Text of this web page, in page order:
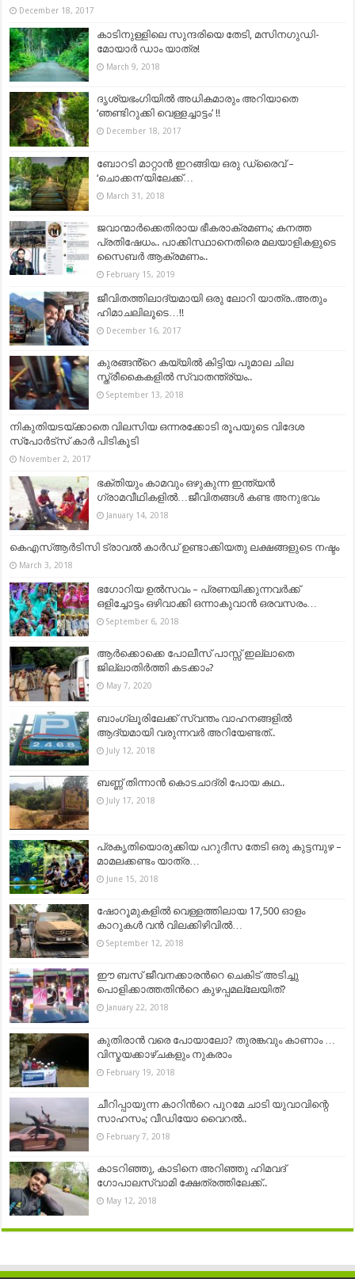
December 18, 2017
കാടിനുള്ളിലെ സുന്ദരിയെ തേടി, മസിനഗുഡി-
മോയാര്‍ ഡാം യാത്ര!
March 9, 2018
ദൃശ്യഭംഗിയില്‍ അധികമാരും അറിയാതെ
‘ഞണ്ടിറുക്കി വെള്ളച്ചാട്ടം’ !!
December 18, 2017
ബോറടി മാറ്റാൻ ഇറങ്ങിയ ഒരു ഡ്രൈവ് –
‘ചൊക്കന’യിലേക്ക്…
March 31, 2018
ജവാന്മാർക്കെതിരായ ഭീകരാക്രമണം; കനത്ത
പ്രതിഷേധം.. പാക്കിസ്ഥാനെതിരെ മലയാളികളുടെ
സൈബർ ആക്രമണം..
February 15, 2019
ജീവിതത്തിലാദ്യമായി ഒരു ലോറി യാത്ര..അതും
ഹിമാചലിലൂടെ…!!
December 16, 2017
കുരങ്ങൻ്റെ കയ്യിൽ കിട്ടിയ പൂമാല ചില
സ്ത്രീകൈകളിൽ സ്വാതന്ത്ര്യം..
September 13, 2018
നികുതിയടയ്ക്കാതെ വിലസിയ ഒന്നരക്കോടി രൂപയുടെ വിദേശ
സ്‌പോര്‍ട്‌സ് കാര്‍ പിടികൂടി
November 2, 2017
ഭക്തിയും കാമവും ഒഴുകുന്ന ഇന്ത്യൻ
ഗ്രാമവീഥികളിൽ…ജീവിതങ്ങള്‍ കണ്ട അനുഭവം
January 14, 2018
കെഎസ്ആർടിസി ട്രാവൽ കാർഡ് ഉണ്ടാക്കിയതു ലക്ഷങ്ങളുടെ നഷ്ടം
March 3, 2018
ഭഗോറിയ ഉൽസവം – പ്രണയിക്കുന്നവർക്ക്
ഒളിച്ചോട്ടം ഒഴിവാക്കി ഒന്നാകുവാൻ ഒരവസരം…
September 6, 2018
ആർക്കൊക്കെ പോലീസ് പാസ്സ് ഇല്ലാതെ
ജില്ലാതിർത്തി കടക്കാം?
May 7, 2020
ബാംഗ്ലൂരിലേക്ക് സ്വന്തം വാഹനങ്ങളിൽ
ആദ്യമായി വരുന്നവർ അറിയേണ്ടത്..
July 12, 2018
ബണ്ണ് തിന്നാൻ കൊടചാദ്രി പോയ കഥ..
July 17, 2018
പ്രകൃതിയൊരുക്കിയ പറുദീസ തേടി ഒരു കുട്ടമ്പുഴ –
മാമലക്കണ്ടം യാത്ര…
June 15, 2018
ഷോറൂമുകളില്‍ വെള്ളത്തിലായ 17,500 ഓളം
കാറുകള്‍ വന്‍ വിലക്കിഴിവില്‍…
September 12, 2018
ഈ ബസ് ജീവനക്കാരന്‍റെ ചെകിട് അടിച്ചു
പൊളിക്കാത്തതിന്‍റെ കുഴപ്പമല്ലേയിത്?
January 22, 2018
കുതിരാൻ വരെ പോയാലോ? തുരങ്കവും കാണാം …
വിസ്മയക്കാഴ്ചകളും നുകരാം
February 19, 2018
ചീറിപ്പായുന്ന കാറിന്‍റെ പുറമേ ചാടി യുവാവിന്റെ
സാഹസം; വീഡിയോ വൈറല്‍..
February 7, 2018
കാടറിഞ്ഞു, കാടിനെ അറിഞ്ഞു ഹിമവദ്
ഗോപാലസ്വാമി ക്ഷേത്രത്തിലേക്ക്..
May 12, 2018